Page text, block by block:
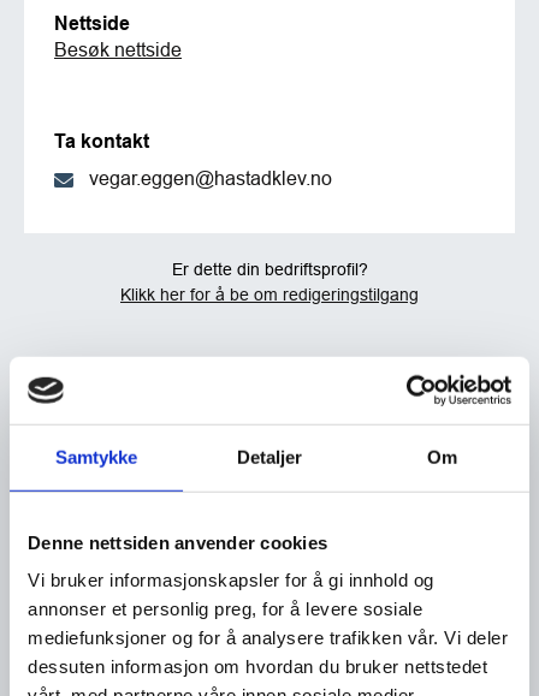
Samtykke Detaljer Om
Denne nettsiden anvender cookies
Vi bruker informasjonskapsler for å gi innhold og
annonser et personlig preg, for å levere sosiale
mediefunksjoner og for å analysere trafikken vår. Vi deler
dessuten informasjon om hvordan du bruker nettstedet
Nettside
Besøk nettside
Ta kontakt
vegar.eggen@hastadklev.no
Er dette din bedriftsprofil?
Klikk her for å be om redigeringstilgang